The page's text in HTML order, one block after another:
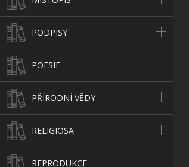
PODPISY
POESIE
PŘÍRODNÍ VĚDY
RELIGIOSA
REPRODUKCE